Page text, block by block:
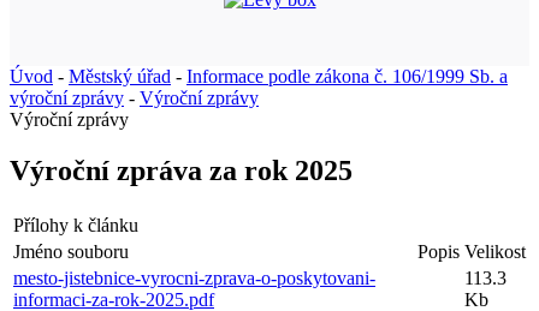
Úvod - Městský úřad - Informace podle zákona č. 106/1999 Sb. a
výroční zprávy - Výroční zprávy
Výroční zprávy
Výroční zpráva za rok 2025
Přílohy k článku
Jméno souboru
Popis Velikost
mesto-jistebnice-vyrocni-zprava-o-poskytovani-
informaci-za-rok-2025.pdf
113.3
Kb